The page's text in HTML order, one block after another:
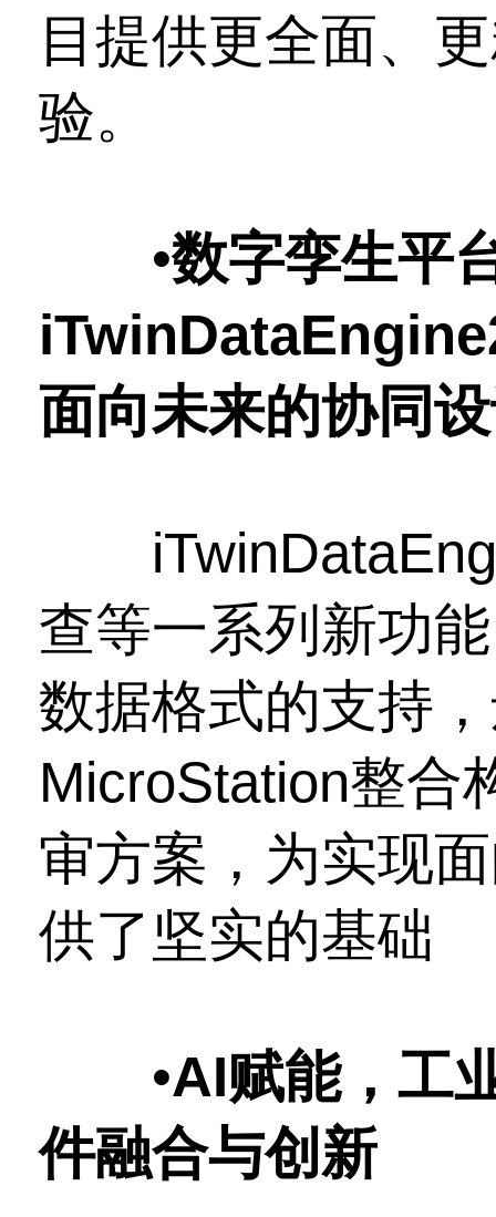
目提供更全面、
验。
•数字孪生平
面向未来的协同
查等一系列新功
数据格式的支持
MicroStation整合
审方案，为实现
供了坚实的基础
•AI赋能，工
件融合与创新